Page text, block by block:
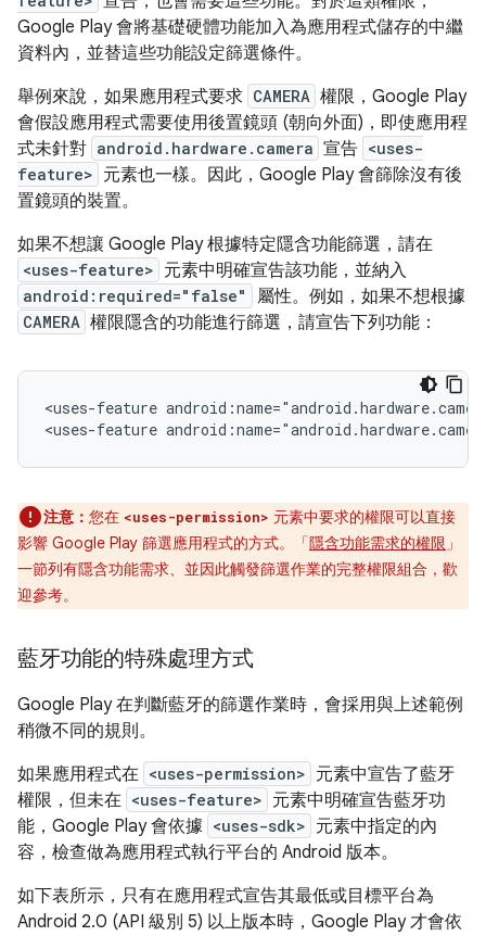
Google Play 會將基礎硬體功能加入為應用程式儲存的中繼
資料內，並替這些功能設定篩選條件。
舉例來說，如果應用程式要求 CAMERA 權限，Google Play
會假設應用程式需要使用後置鏡頭 (朝向外面)，即使應用程
式未針對 android.hardware.camera 宣告 <uses-
feature> 元素也一樣。因此，Google Play 會篩除沒有後
置鏡頭的裝置。
如果不想讓 Google Play 根據特定隱含功能篩選，請在
<uses-feature> 元素中明確宣告該功能，並納入
android:required="false" 屬性。例如，如果不想根據
CAMERA 權限隱含的功能進行篩選，請宣告下列功能：
<uses-feature
<uses-feature
注意： 您在 <uses-permission> 元素中要求的權限可以直接
影響 Google Play 篩選應用程式的方式。「隱含功能需求的權限 」
一節列有隱含功能需求、並因此觸發篩選作業的完整權限組合，歡
迎參考。
藍牙功能的特殊處理方式
Google Play 在判斷藍牙的篩選作業時，會採用與上述範例
稍微不同的規則。
如果應用程式在 <uses-permission> 元素中宣告了藍牙
權限，但未在 <uses-feature> 元素中明確宣告藍牙功
能，Google Play 會依據 <uses-sdk> 元素中指定的內
容，檢查做為應用程式執行平台的 Android 版本。
如下表所示，只有在應用程式宣告其最低或目標平台為
Android 2.0 (API 級別 5) 以上版本時，Google Play 才會依